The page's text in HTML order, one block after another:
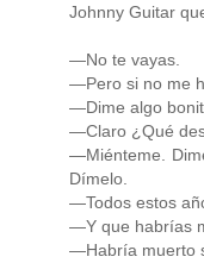
Johnny Guitar
—No te vayas.
—Pero si no me
—Dime algo
—Claro ¿Qué
—Miénteme.
Dímelo.
—Todos estos
—Y que habrías
—Habría muerto